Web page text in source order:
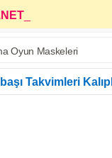
Oyun Maskeleri
Takvimleri